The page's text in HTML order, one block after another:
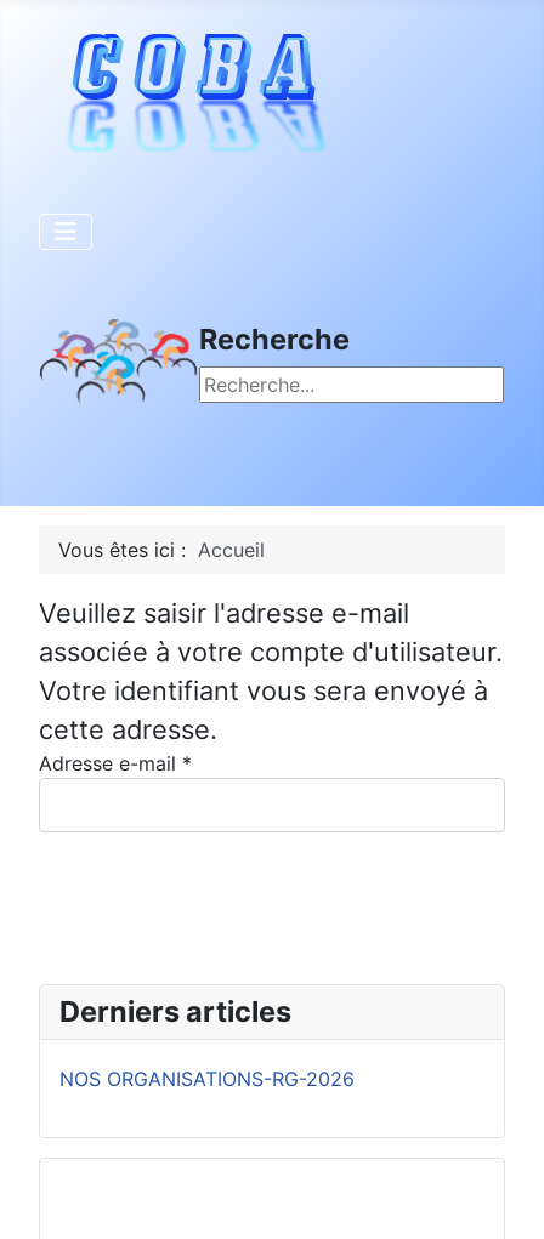
Recherche
Rechercher
Vous êtes ici : Accueil
Veuillez saisir l'adresse e-mail
associée à votre compte d'utilisateur.
Votre identifiant vous sera envoyé à
cette adresse.
Adresse e-mail *
Derniers articles
NOS ORGANISATIONS-RG-2026